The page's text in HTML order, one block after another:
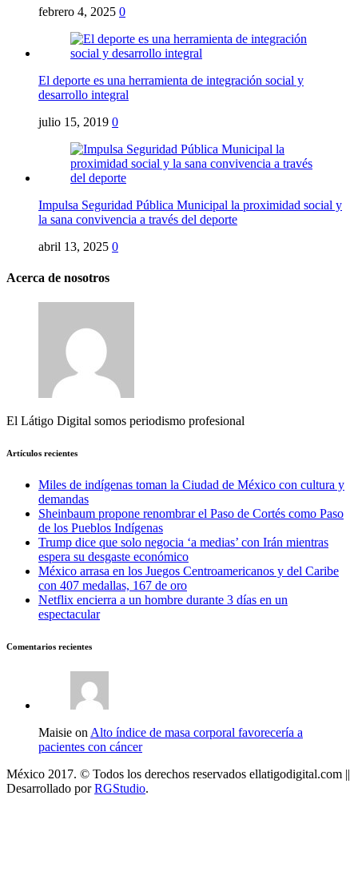
febrero 4, 2025 0
El deporte es una herramienta de integración social y
desarrollo integral
julio 15, 2019 0
Impulsa Seguridad Pública Municipal la proximidad social y
la sana convivencia a través del deporte
abril 13, 2025 0
Acerca de nosotros
El Látigo Digital somos periodismo profesional
Artículos recientes
Miles de indígenas toman la Ciudad de México con cultura y
demandas
Sheinbaum propone renombrar el Paso de Cortés como Paso
de los Pueblos Indígenas
Trump dice que solo negocia ‘a medias’ con Irán mientras
espera su desgaste económico
México arrasa en los Juegos Centroamericanos y del Caribe
con 407 medallas, 167 de oro
Netflix encierra a un hombre durante 3 días en un
espectacular
Comentarios recientes
Maisie on Alto índice de masa corporal favorecería a
pacientes con cáncer
México 2017. © Todos los derechos reservados ellatigodigital.com ||
Desarrollado porRGStudio.